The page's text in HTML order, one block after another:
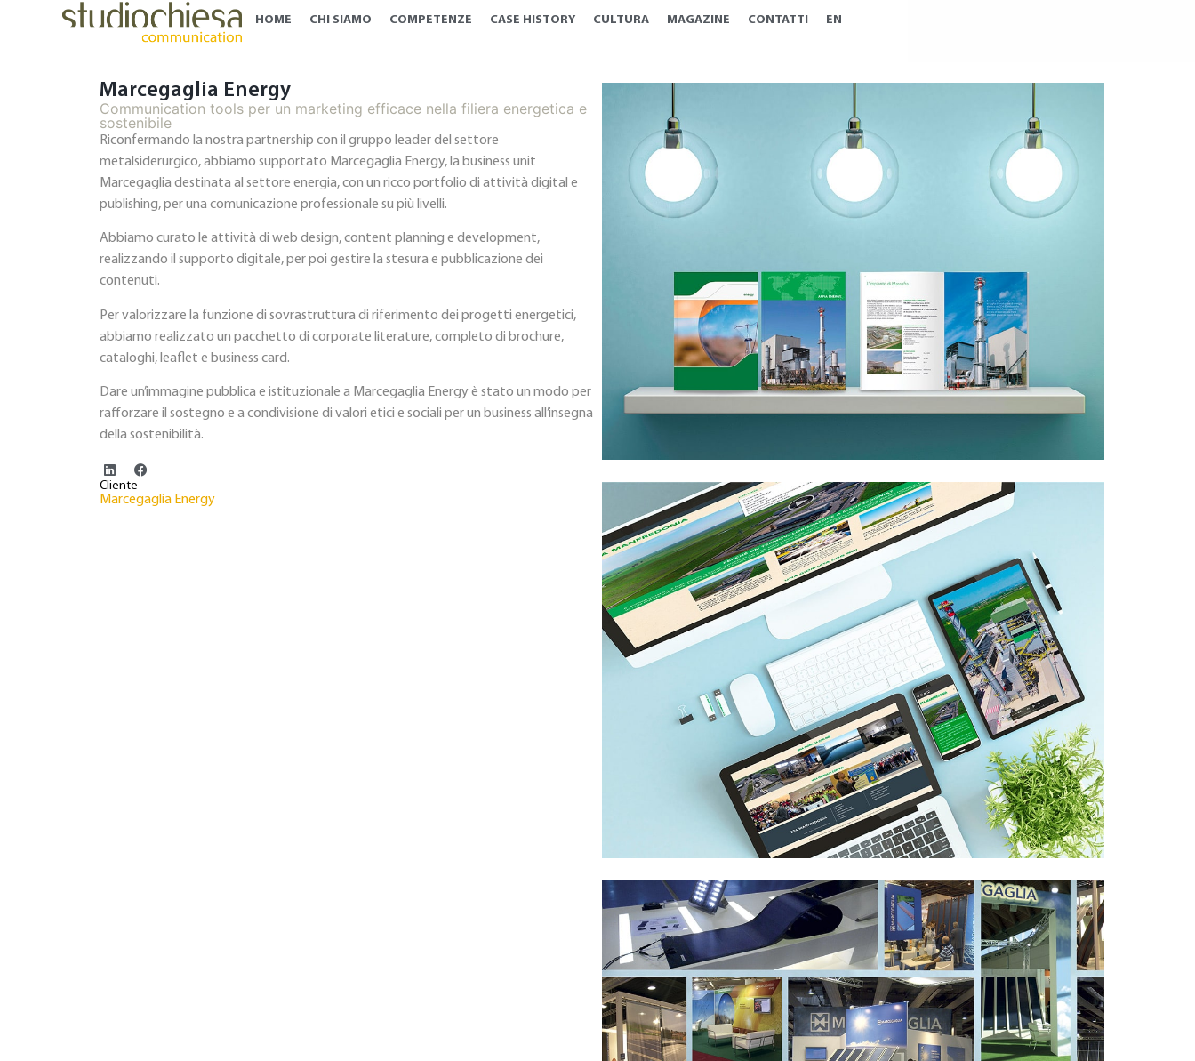
HOME CHI SIAMO COMPETENZE CASE HISTORY CULTURA MAGAZINE CONTATTI EN
Marcegaglia Energy
Communication tools per un marketing efficace nella filiera energetica e
sostenibile
Riconfermando la nostra partnership con il gruppo leader del settore
metalsiderurgico, abbiamo supportato Marcegaglia Energy, la business unit
Marcegaglia destinata al settore energia, con un ricco portfolio di attività digital e
publishing, per una comunicazione professionale su più livelli.
Abbiamo curato le attività di web design, content planning e development,
realizzando il supporto digitale, per poi gestire la stesura e pubblicazione dei
contenuti.
Per valorizzare la funzione di sovrastruttura di riferimento dei progetti energetici,
abbiamo realizzato un pacchetto di corporate literature, completo di brochure,
cataloghi, leaflet e business card.
Dare un’immagine pubblica e istituzionale a Marcegaglia Energy è stato un modo per
rafforzare il sostegno e a condivisione di valori etici e sociali per un business all’insegna
della sostenibilità.
Cliente
Marcegaglia Energy